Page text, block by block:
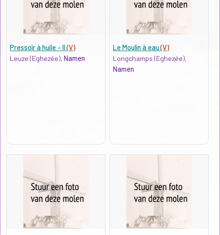
Pressoir à huile - II(V)
Leuze (Eghezée), Namen
Le Moulin à eau(V)
Longchamps (Eghezée),
Namen